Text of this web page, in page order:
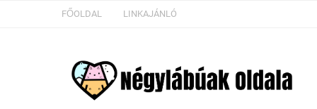
FŐOLDAL LINKAJÁNLÓ